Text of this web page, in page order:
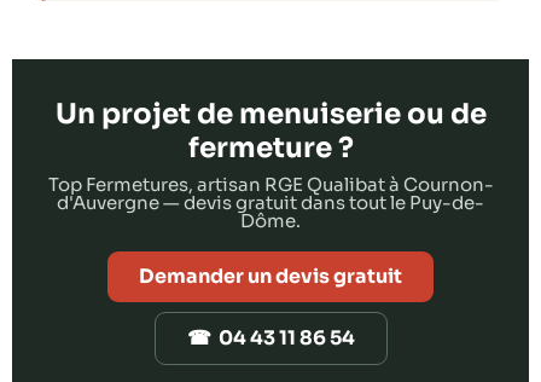
Un projet de menuiserie ou de
fermeture ?
Top Fermetures, artisan RGE Qualibat à Cournon-
d'Auvergne — devis gratuit dans tout le Puy-de-
Dôme.
Demander un devis gratuit
☎ 04 43 11 86 54